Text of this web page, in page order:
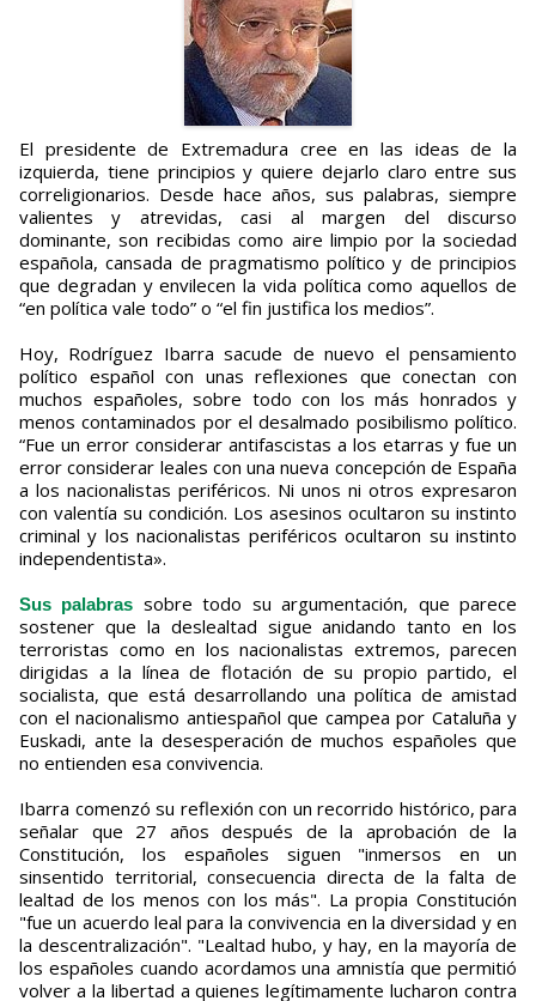
El presidente de Extremadura cree en las ideas de la
izquierda, tiene principios y quiere dejarlo claro entre sus
correligionarios. Desde hace años, sus palabras, siempre
valientes y atrevidas, casi al margen del discurso
dominante, son recibidas como aire limpio por la sociedad
española, cansada de pragmatismo político y de principios
que degradan y envilecen la vida política como aquellos de
“en política vale todo” o “el fin justifica los medios”.
Hoy, Rodríguez Ibarra sacude de nuevo el pensamiento
político español con unas reflexiones que conectan con
muchos españoles, sobre todo con los más honrados y
menos contaminados por el desalmado posibilismo político.
“Fue un error considerar antifascistas a los etarras y fue un
error considerar leales con una nueva concepción de España
a los nacionalistas periféricos. Ni unos ni otros expresaron
con valentía su condición. Los asesinos ocultaron su instinto
criminal y los nacionalistas periféricos ocultaron su instinto
independentista».
Sus palabras sobre todo su argumentación, que parece
sostener que la deslealtad sigue anidando tanto en los
terroristas como en los nacionalistas extremos, parecen
dirigidas a la línea de flotación de su propio partido, el
socialista, que está desarrollando una política de amistad
con el nacionalismo antiespañol que campea por Cataluña y
Euskadi, ante la desesperación de muchos españoles que
no entienden esa convivencia.
Ibarra comenzó su reflexión con un recorrido histórico, para
señalar que 27 años después de la aprobación de la
Constitución, los españoles siguen "inmersos en un
sinsentido territorial, consecuencia directa de la falta de
lealtad de los menos con los más". La propia Constitución
"fue un acuerdo leal para la convivencia en la diversidad y en
la descentralización". "Lealtad hubo, y hay, en la mayoría de
los españoles cuando acordamos una amnistía que permitió
volver a la libertad a quienes legítimamente lucharon contra